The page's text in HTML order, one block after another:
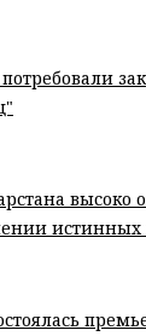
высоко